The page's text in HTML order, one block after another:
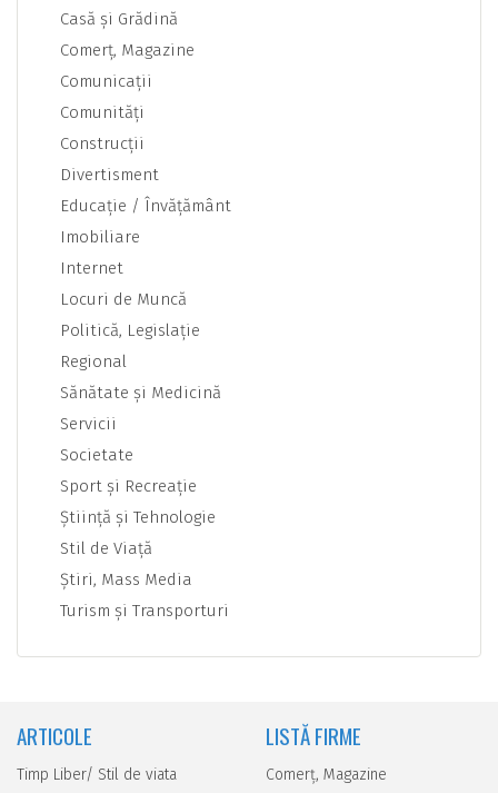
Casă şi Grădină
Comerţ, Magazine
Comunicaţii
Comunităţi
Construcţii
Divertisment
Educaţie / Învăţământ
Imobiliare
Internet
Locuri de Muncă
Politică, Legislaţie
Regional
Sănătate şi Medicină
Servicii
Societate
Sport şi Recreaţie
Ştiinţă şi Tehnologie
Stil de Viaţă
Ştiri, Mass Media
Turism şi Transporturi
ARTICOLE
Timp Liber/ Stil de viata
LISTĂ FIRME
Comerţ, Magazine